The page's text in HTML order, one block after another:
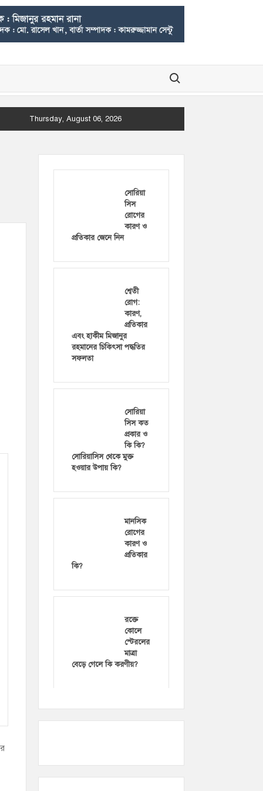
Search for:
Thursday, August 06, 2026
সোরিয়া
সিস
রোগের
কারণ ও
প্রতিকার জেনে নিন
শ্বেতী
রোগ:
কারণ,
প্রতিকার
এবং হাকীম মিজানুর
রহমানের চিকিৎসা পদ্ধতির
সফলতা
সোরিয়া
সিস কত
প্রকার ও
কি কি?
সোরিয়াসিস থেকে মুক্ত
হওয়ার উপায় কি?
মানসিক
রোগের
কারণ ও
প্রতিকার
কি?
রক্তে
কোলে
স্টেরলের
মাত্রা
বেড়ে গেলে কি করণীয়?